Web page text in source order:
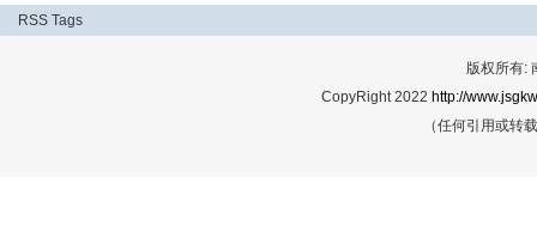
RSS Tags
版权所有:
CopyRight 2022 http://
（任何引用或转